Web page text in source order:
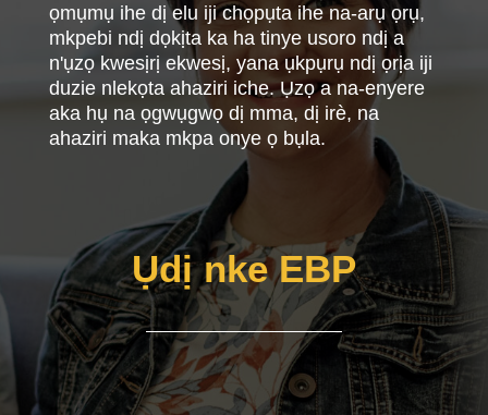
ọmụmụ ihe dị elu iji chọpụta ihe na-arụ ọrụ,
mkpebi ndị dọkịta ka ha tinye usoro ndị a
n'ụzọ kwesịrị ekwesị, yana ụkpụrụ ndị ọrịa iji
duzie nlekọta ahaziri iche. Ụzọ a na-enyere
aka hụ na ọgwụgwọ dị mma, dị irè, na
ahaziri maka mkpa onye ọ bụla.
Ụdị nke EBP